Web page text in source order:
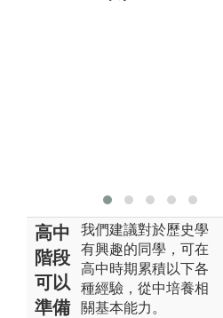
高中
階段
可以
準備
我們建議對於歷史學
有興趣的同學，可在
高中時期累積以下各
種經驗，從中培養相
關基本能力。